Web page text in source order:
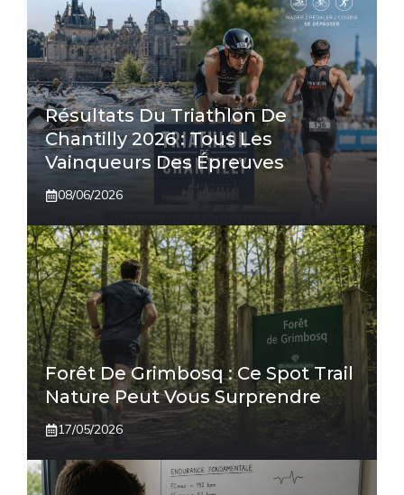
Résultats Du Triathlon De
Chantilly 2026 : Tous Les
Vainqueurs Des Épreuves
08/06/2026
Forêt De Grimbosq : Ce Spot Trail
Nature Peut Vous Surprendre
17/05/2026